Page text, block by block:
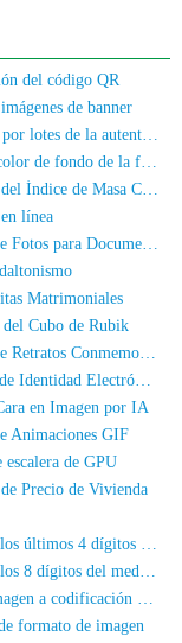
del código QR
de banner
Verificación por lotes de la autenticación de nombre real para números de móvil/DNI
Cambiar el color de fondo de la foto
Calculadora del Índice de Masa Corporal
línea
Generador de Fotos para Documentos
Matrimoniales
del Cubo de Rubik
Generador de Retratos Conmemorativos
Documento de Identidad Electrónico
en Imagen por IA
Animaciones GIF
escalera de GPU
Precio de Vivienda
Consulta de los últimos 4 dígitos del DNI
Consulta de los 8 dígitos del medio del DNI
Convertir imagen a codificación Base64
formato de imagen